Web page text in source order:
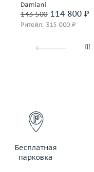
Damiani
143 500114 800 ₽
Ритейл: 315 000 ₽
01
Бесплатная
парковка